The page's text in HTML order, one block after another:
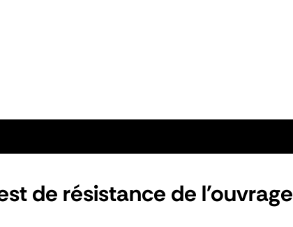
de résistance de l'ouvrage